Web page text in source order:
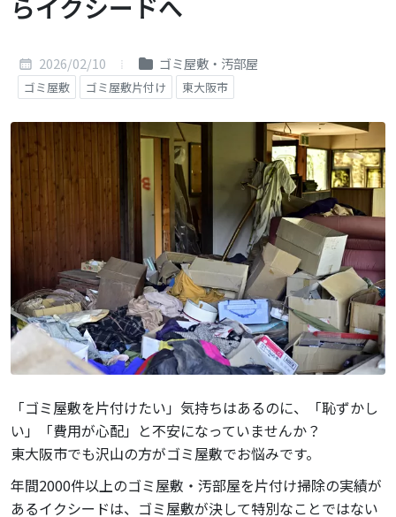
らイクシードへ
2026/02/10 ゴミ屋敷・汚部屋
ゴミ屋敷 ゴミ屋敷片付け 東大阪市
「ゴミ屋敷を片付けたい」気持ちはあるのに、「恥ずかし
い」「費用が心配」と不安になっていませんか？
東大阪市でも沢山の方がゴミ屋敷でお悩みです。
年間2000件以上のゴミ屋敷・汚部屋を片付け掃除の実績が
あるイクシードは、ゴミ屋敷が決して特別なことではない